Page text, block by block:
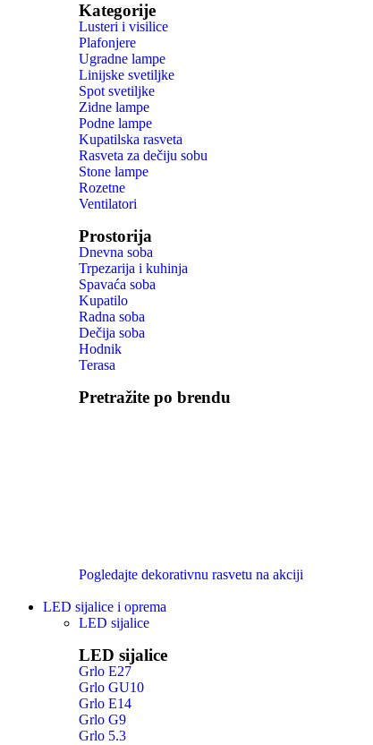
Kategorije
Lusteri i visilice
Plafonjere
Ugradne lampe
Linijske svetiljke
Spot svetiljke
Zidne lampe
Podne lampe
Kupatilska rasveta
Rasveta za dečiju sobu
Stone lampe
Rozetne
Ventilatori
Prostorija
Dnevna soba
Trpezarija i kuhinja
Spavaća soba
Kupatilo
Radna soba
Dečija soba
Hodnik
Terasa
Pretražite po brendu
Pogledajte dekorativnu rasvetu na akciji
LED sijalice i oprema
LED sijalice
LED sijalice
Grlo E27
Grlo GU10
Grlo E14
Grlo G9
Grlo 5.3